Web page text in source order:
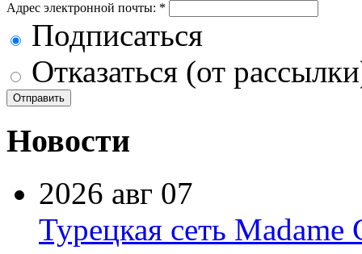
Адрес электронной почты: *
Подписаться
Отказаться (от
Новости
2026 авг 07
Турецкая сеть Madame